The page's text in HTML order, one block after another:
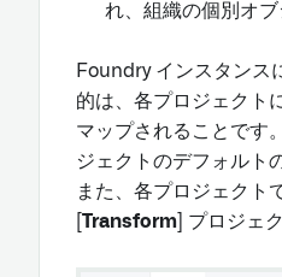
れ、組織の個別オ
Foundry インスタンス
的は、各プロジェクト
マップされることです
ジェクトのデフォルト
また、各プロジェクト
[Transform]
プロジェ